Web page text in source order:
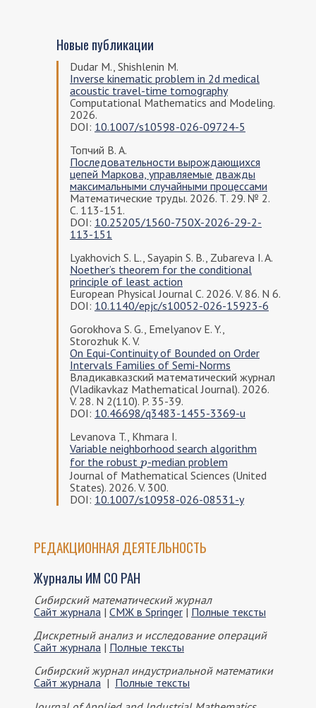
Новые публикации
Dudar M., Shishlenin M.
Inverse kinematic problem in 2d medical
acoustic travel-time tomography
Computational Mathematics and Modeling.
2026.
DOI: 10.1007/s10598-026-09724-5
Топчий В. А.
Последовательности вырождающихся
цепей Маркова, управляемые дважды
максимальными случайными процессами
Математические труды. 2026. Т. 29. № 2.
С. 113-151.
DOI: 10.25205/1560-750X-2026-29-2-
113-151
Lyakhovich S. L., Sayapin S. B., Zubareva I. A.
Noether’s theorem for the conditional
principle of least action
European Physical Journal C. 2026. V. 86. N 6.
DOI: 10.1140/epjc/s10052-026-15923-6
Gorokhova S. G., Emelyanov E. Y.,
Storozhuk K. V.
On Equi-Continuity of Bounded on Order
Intervals Families of Semi-Norms
Владикавказский математический журнал
(Vladikavkaz Mathematical Journal). 2026.
V. 28. N 2(110). P. 35-39.
DOI: 10.46698/q3483-1455-3369-u
Levanova T., Khmara I.
Variable neighborhood search algorithm
for the robust p
p-median problem
Journal of Mathematical Sciences (United
States). 2026. V. 300.
DOI: 10.1007/s10958-026-08531-y
РЕДАКЦИОННАЯ ДЕЯТЕЛЬНОСТЬ
Журналы ИМ СО РАН
Сибирский математический журнал
Сайт журнала | СМЖ в Springer | Полные тексты
Дискретный анализ и исследование операций
Сайт журнала | Полные тексты
Сибирский журнал индустриальной математики
Сайт журнала | Полные тексты